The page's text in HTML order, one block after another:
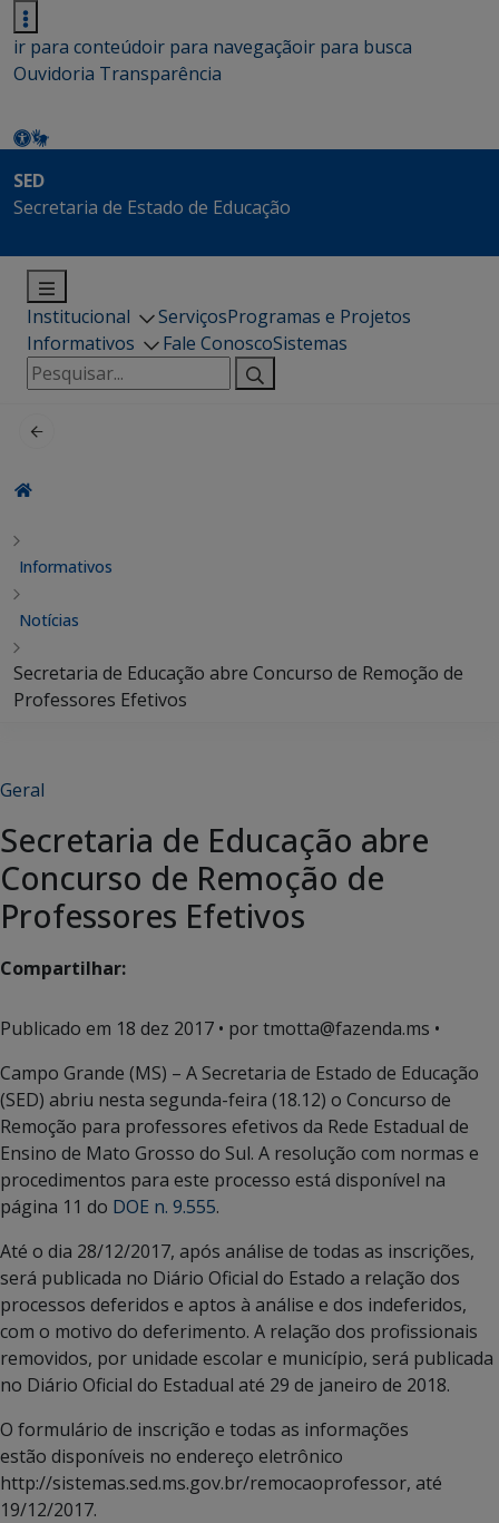
ir para conteúdoir para navegaçãoir para busca
Ouvidoria Transparência
SED
Secretaria de Estado de Educação
Institucional ServiçosProgramas e Projetos
Informativos
Fale ConoscoSistemas
Pesquisar
por:
Informativos
Notícias
Secretaria de Educação abre Concurso de Remoção de
Professores Efetivos
Geral
Secretaria de Educação abre
Concurso de Remoção de
Professores Efetivos
Compartilhar:
Publicado em 18 dez 2017 • por tmotta@fazenda.ms •
Campo Grande (MS) – A Secretaria de Estado de Educação
(SED) abriu nesta segunda-feira (18.12) o Concurso de
Remoção para professores efetivos da Rede Estadual de
Ensino de Mato Grosso do Sul. A resolução com normas e
procedimentos para este processo está disponível na
página 11 do DOE n. 9.555.
Até o dia 28/12/2017, após análise de todas as inscrições,
será publicada no Diário Oficial do Estado a relação dos
processos deferidos e aptos à análise e dos indeferidos,
com o motivo do deferimento. A relação dos profissionais
removidos, por unidade escolar e município, será publicada
no Diário Oficial do Estadual até 29 de janeiro de 2018.
O formulário de inscrição e todas as informações
estão disponíveis no endereço eletrônico
http://sistemas.sed.ms.gov.br/remocaoprofessor, até
19/12/2017.